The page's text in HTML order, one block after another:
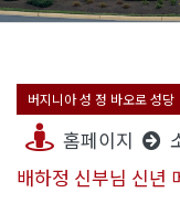
버지니아 성 정 바오로 성당
홈페이지
배하정 신부님 신년